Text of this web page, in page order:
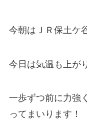
今朝はＪＲ保土ケ
今日は気温も上が
一歩ずつ前に力強
ってまいります！